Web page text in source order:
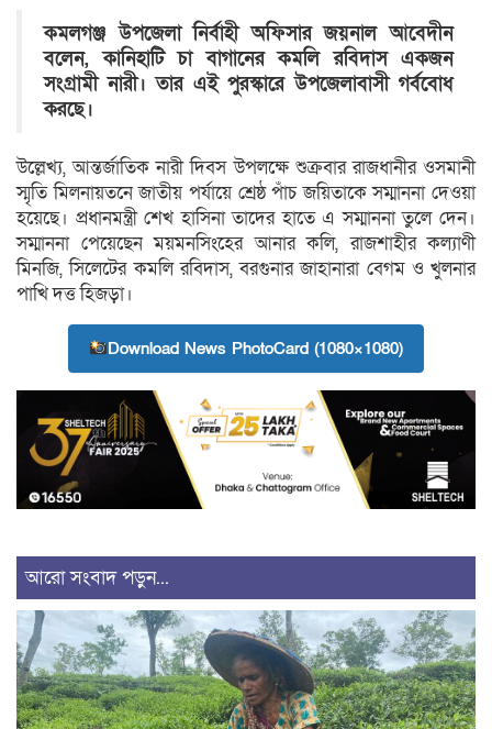
কমলগঞ্জ উপজেলা নির্বাহী অফিসার জয়নাল আবেদীন
বলেন, কানিহাটি চা বাগানের কমলি রবিদাস একজন
সংগ্রামী নারী। তার এই পুরস্কারে উপজেলাবাসী গর্ববোধ
করছে।
উল্লেখ্য, আন্তর্জাতিক নারী দিবস উপলক্ষে শুক্রবার রাজধানীর ওসমানী
স্মৃতি মিলনায়তনে জাতীয় পর্যায়ে শ্রেষ্ঠ পাঁচ জয়িতাকে সম্মাননা দেওয়া
হয়েছে। প্রধানমন্ত্রী শেখ হাসিনা তাদের হাতে এ সম্মাননা তুলে দেন।
সম্মাননা পেয়েছেন ময়মনসিংহের আনার কলি, রাজশাহীর কল্যাণী
মিনজি, সিলেটের কমলি রবিদাস, বরগুনার জাহানারা বেগম ও খুলনার
পাখি দত্ত হিজড়া।
Download News PhotoCard (1080×1080)
আরো সংবাদ পড়ুন...